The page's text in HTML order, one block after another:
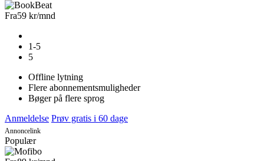
Fra59 kr/mnd
1-5
5
Offline lytning
Flere abonnementsmuligheder
Bøger på flere sprog
Anmeldelse Prøv gratis i 60 dage
Annoncelink
Populær